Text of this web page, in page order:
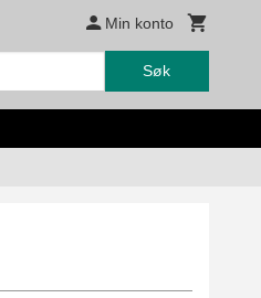
Min konto
Søk